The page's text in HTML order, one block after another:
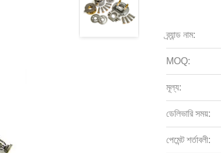
ব্র্যান্ড নাম:
MOQ:
মূল্য:
ডেলিভারি সময়:
পেমেন্ট শর্তাবলী: